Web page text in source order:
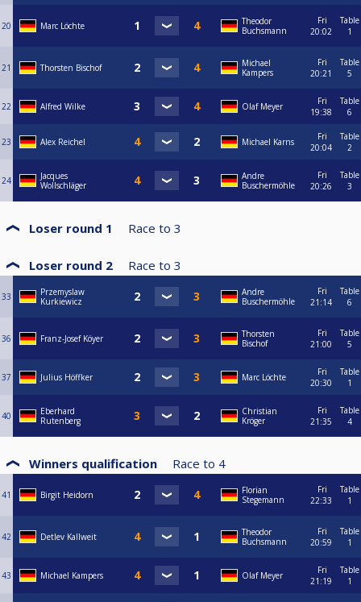
20 Marc Löchte
Theodor
Buchsmann
Fri
20:02
Table
1
21 Thorsten Bischof
Michael
Kampers
Fri
20:21
Table
5
22 Alfred Wilke Olaf Meyer
Fri
19:38
Table
6
23 Alex Reichel Michael Karns
Fri
20:04
Table
2
24
Jacques
Wollschläger
Andre
Buschermöhle
Fri
20:26
Table
3
Loser round 1 Race to 3
Loser round 2 Race to 3
33
Przemyslaw
Kurkiewicz
Andre
Buschermöhle
Fri
21:14
Table
6
36 Franz-Josef Köyer
Thorsten
Bischof
Fri
21:00
Table
5
37 Julius Höffker Marc Löchte
Fri
20:30
Table
1
40
Eberhard
Rutenberg
Christian
Kröger
Fri
21:35
Table
4
Winners qualification Race to 4
41 Birgit Heidorn
Florian
Stegemann
Fri
22:33
Table
1
42 Detlev Kallweit
Theodor
Buchsmann
Fri
20:59
Table
1
43 Michael Kampers Olaf Meyer
Fri
21:19
Table
1